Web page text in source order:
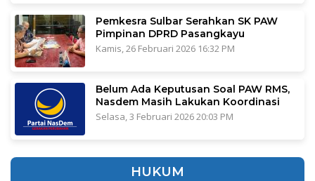
Pemkesra Sulbar Serahkan SK PAW
Pimpinan DPRD Pasangkayu
Kamis, 26 Februari 2026 16:32 PM
Belum Ada Keputusan Soal PAW RMS,
Nasdem Masih Lakukan Koordinasi
Selasa, 3 Februari 2026 20:03 PM
HUKUM